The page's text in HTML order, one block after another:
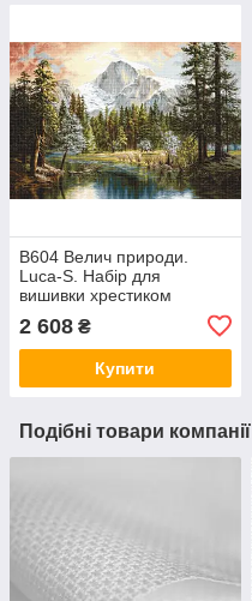
B604 Велич природи.
Luca-S. Набір для
вишивки хрестиком
2 608 ₴
Купити
Подібні товари компанії